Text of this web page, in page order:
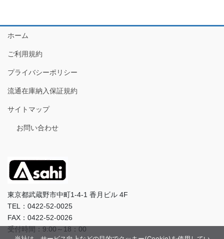
ホーム
ご利用規約
プライバシーポリシー
流通在庫納入保証規約
サイトマップ
お問い合わせ
東京都武蔵野市中町1-4-1 香月ビル 4F
TEL：0422-52-0025
FAX：0422-52-0026
受付時間：9:00～18：00